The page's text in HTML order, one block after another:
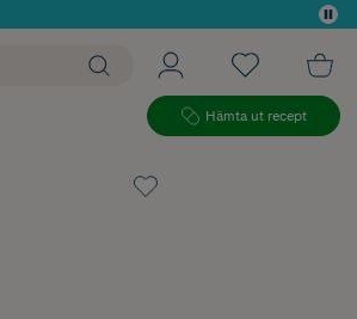
Hämta ut recept